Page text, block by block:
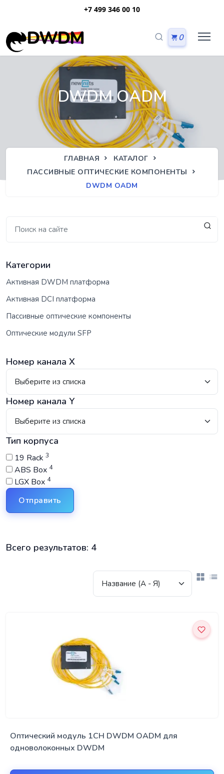
+7 499 346 00 10
0
DWDM OADM
ГЛАВНАЯ
КАТАЛОГ
ПАССИВНЫЕ ОПТИЧЕСКИЕ КОМПОНЕНТЫ
DWDM OADM
Категории
Активная DWDM платформа
Активная DCI платформа
Пассивные оптические компоненты
Оптические модули SFP
Номер канала X
Номер канала Y
Тип корпуса
19 Rack 3
ABS Box 4
LGX Box 4
Отправить
Всего результатов: 4
Оптический модуль 1CH DWDM OADM для
одноволоконных DWDM